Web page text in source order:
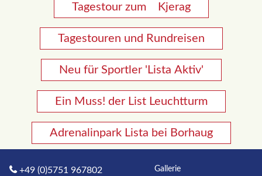
Tagestour zum Kjerag
Tagestouren und Rundreisen
Neu für Sportler 'Lista Aktiv'
Ein Muss! der List Leuchtturm
Adrenalinpark Lista bei Borhaug
+49 (0)5751 967802
Gallerie